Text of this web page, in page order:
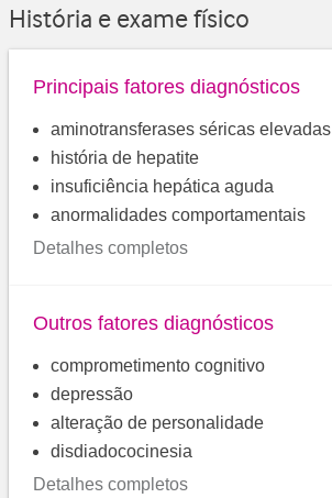
História e exame físico
Principais fatores diagnósticos
aminotransferases séricas elevadas
história de hepatite
insuficiência hepática aguda
anormalidades comportamentais
Detalhes completos
Outros fatores diagnósticos
comprometimento cognitivo
depressão
alteração de personalidade
disdiadococinesia
Detalhes completos